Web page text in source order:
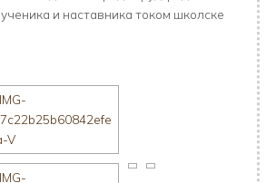
и наставника током школске